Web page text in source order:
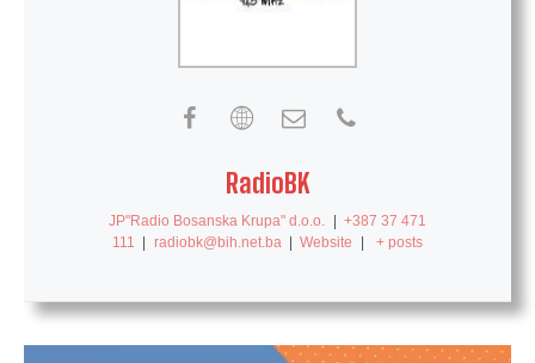
RadioBK
JP"Radio Bosanska Krupa" d.o.o.
+387 37 471
111
radiobk@bih.net.ba Website + posts